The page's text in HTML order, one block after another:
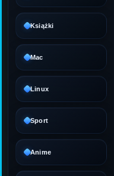
Książki
Mac
Linux
Sport
Anime